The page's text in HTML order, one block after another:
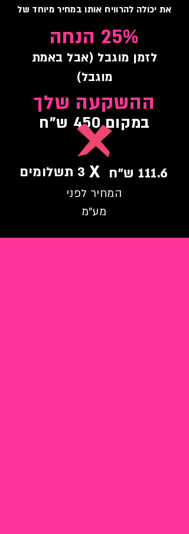
במקום 450 ש"ח
את יכולה להרוויח אותו במחיר מיוחד של
25% הנחה
לזמן מוגבל (אבל באמת
מוגבל)
ההשקעה שלך
3 תשלומים X 111.6 ש"ח
המחיר לפני
מע"מ